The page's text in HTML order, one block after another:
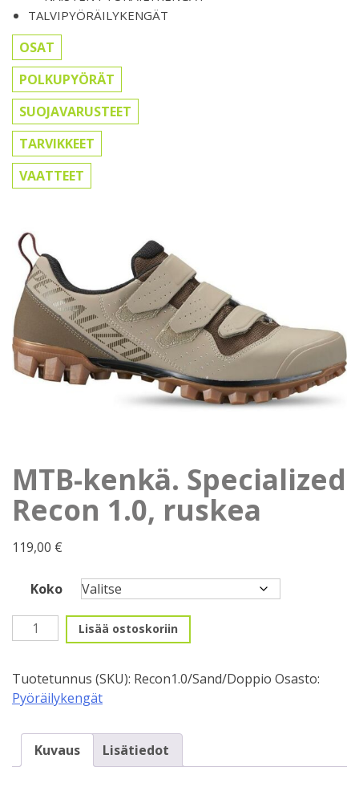
TALVIPYÖRÄILYKENGÄT
OSAT
POLKUPYÖRÄT
SUOJAVARUSTEET
TARVIKKEET
VAATTEET
MTB-kenkä. Specialized
Recon 1.0, ruskea
119,00 €
Koko
MTB-
kenkä.
Recon
1.0,
määrä
Lisää ostoskoriin
Tuotetunnus (SKU): Recon1.0/Sand/Doppio Osasto:
Pyöräilykengät
Kuvaus Lisätiedot